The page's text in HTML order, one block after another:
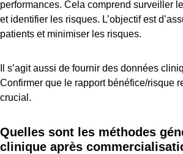
performances. Cela comprend surveiller
et identifier les risques. L’objectif est
patients et minimiser les risques.
Il s’agit aussi de fournir des données
Confirmer que le rapport bénéfice/risque
crucial.
Quelles sont les méthodes
clinique après